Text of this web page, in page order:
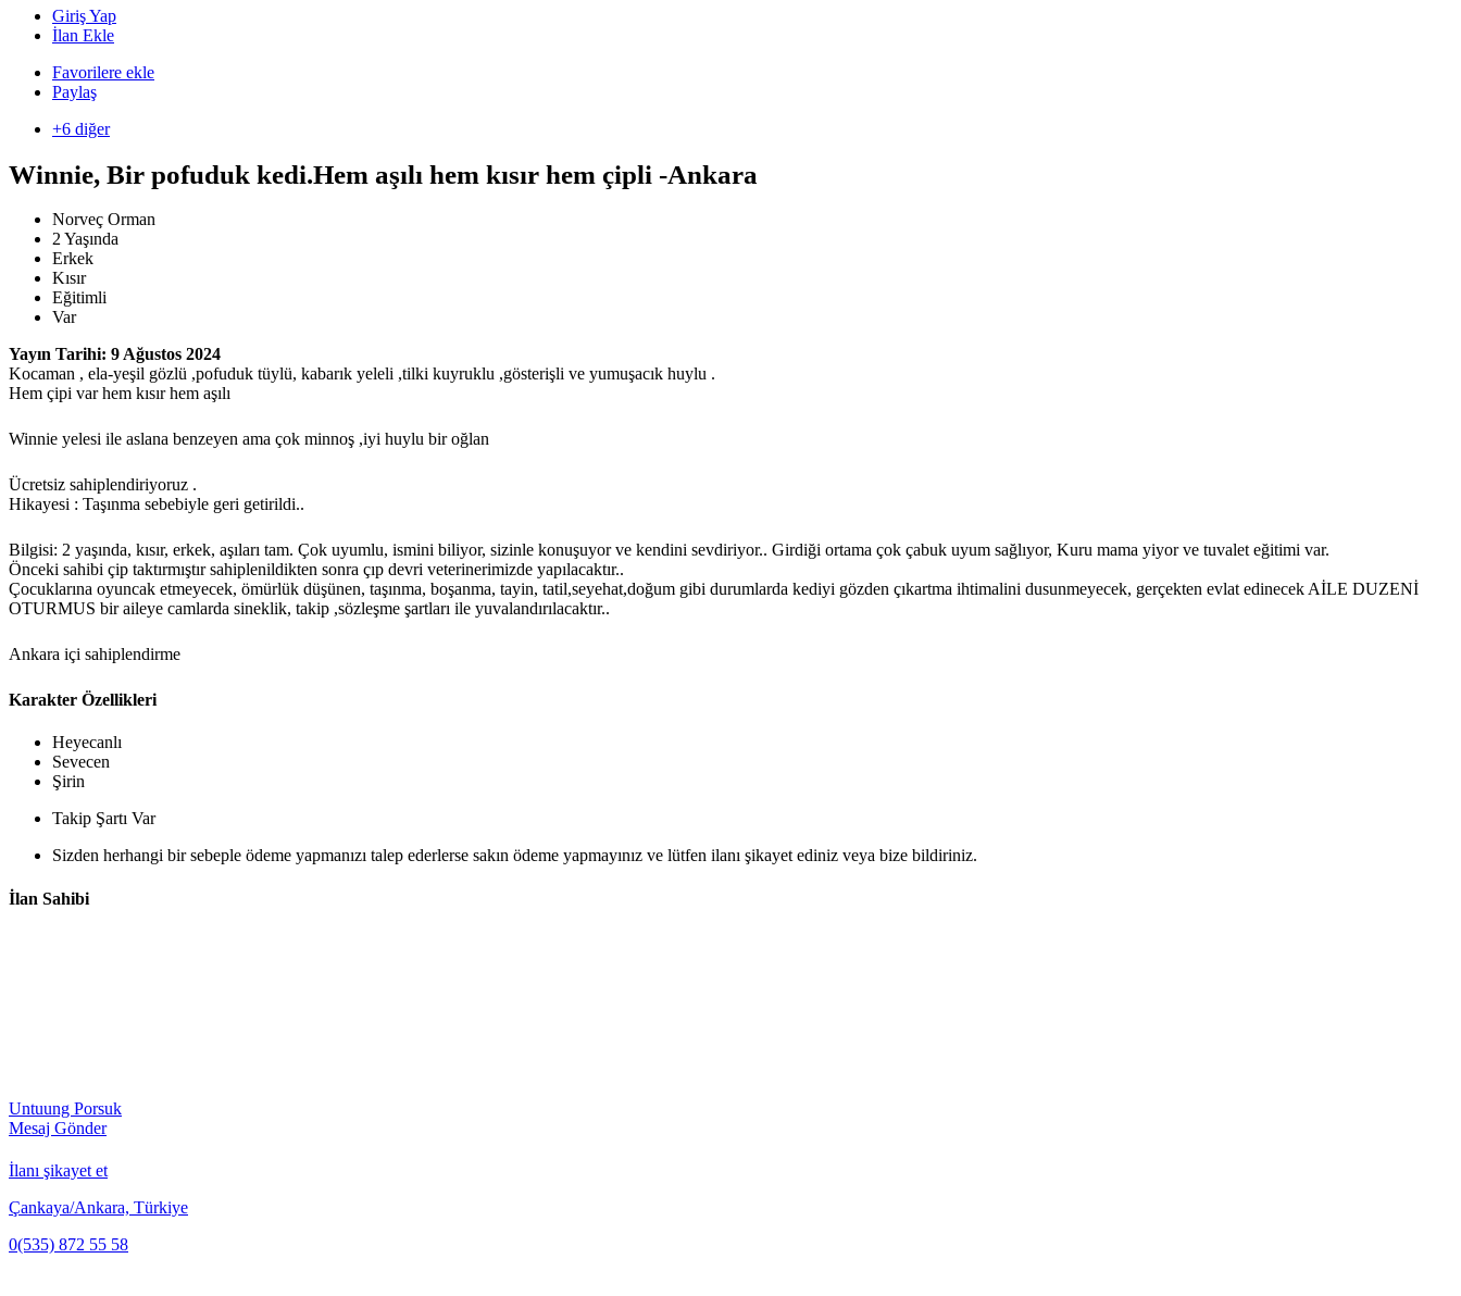
Giriş Yap
İlan Ekle
Favorilere ekle
Paylaş
+6 diğer
Winnie, Bir pofuduk kedi.Hem aşılı hem kısır hem çipli -Ankara
Norveç Orman
2 Yaşında
Erkek
Kısır
Eğitimli
Var
Yayın Tarihi: 9 Ağustos 2024
Kocaman , ela-yeşil gözlü ,pofuduk tüylü, kabarık yeleli ,tilki kuyruklu ,gösterişli ve yumuşacık huylu .
Hem çipi var hem kısır hem aşılı
Winnie yelesi ile aslana benzeyen ama çok minnoş ,iyi huylu bir oğlan
Ücretsiz sahiplendiriyoruz .
Hikayesi : Taşınma sebebiyle geri getirildi..
Bilgisi: 2 yaşında, kısır, erkek, aşıları tam. Çok uyumlu, ismini biliyor, sizinle konuşuyor ve kendini sevdiriyor.. Girdiği ortama çok çabuk uyum sağlıyor, Kuru mama yiyor ve tuvalet eğitimi var.
Önceki sahibi çip taktırmıştır sahiplenildikten sonra çıp devri veterinerimizde yapılacaktır..
Çocuklarına oyuncak etmeyecek, ömürlük düşünen, taşınma, boşanma, tayin, tatil,seyehat,doğum gibi durumlarda kediyi gözden çıkartma ihtimalini dusunmeyecek, gerçekten evlat edinecek AİLE DUZENİ
OTURMUS bir aileye camlarda sineklik, takip ,sözleşme şartları ile yuvalandırılacaktır..
Ankara içi sahiplendirme
Karakter Özellikleri
Heyecanlı
Sevecen
Şirin
Takip Şartı Var
Sizden herhangi bir sebeple ödeme yapmanızı talep ederlerse sakın ödeme yapmayınız ve lütfen ilanı şikayet ediniz veya bize bildiriniz.
İlan Sahibi
Untuung Porsuk
Mesaj Gönder
İlanı şikayet et
Çankaya/Ankara, Türkiye
0(535) 872 55 58